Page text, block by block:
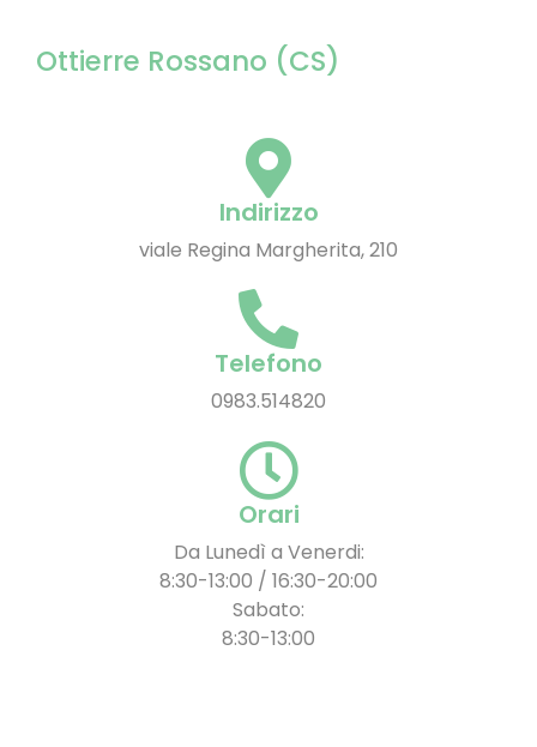
Ottierre Rossano (CS)
Indirizzo
viale Regina Margherita, 210
Telefono
0983.514820
Orari
Da Lunedì a Venerdi:
8:30-13:00 / 16:30-20:00
Sabato:
8:30-13:00